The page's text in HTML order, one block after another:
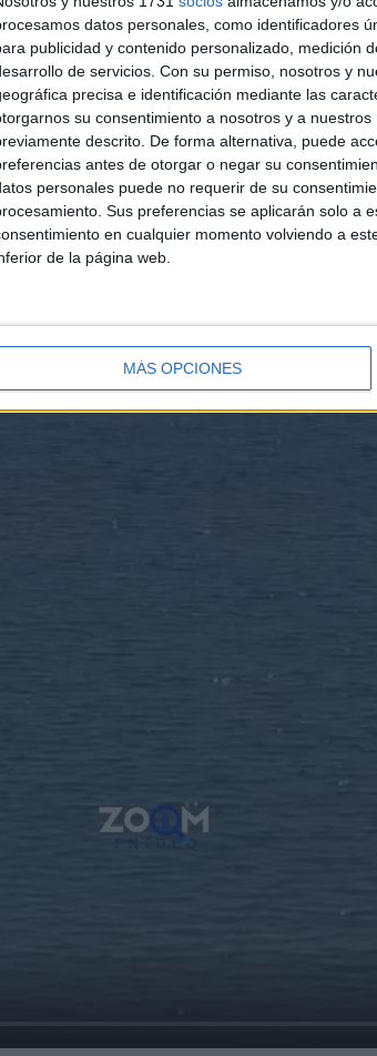
datos personales, como identificadores
publicidad y contenido personalizado, medición
de servicios. Con su permiso, nosotros y
precisa e identificación mediante las
su consentimiento a nosotros y a
descrito. De forma alternativa, puede
antes de otorgar o negar su
personales puede no requerir de su
Sus preferencias se aplicarán solo a
en cualquier momento volviendo a
de la página web.
MÁS OPCIONES